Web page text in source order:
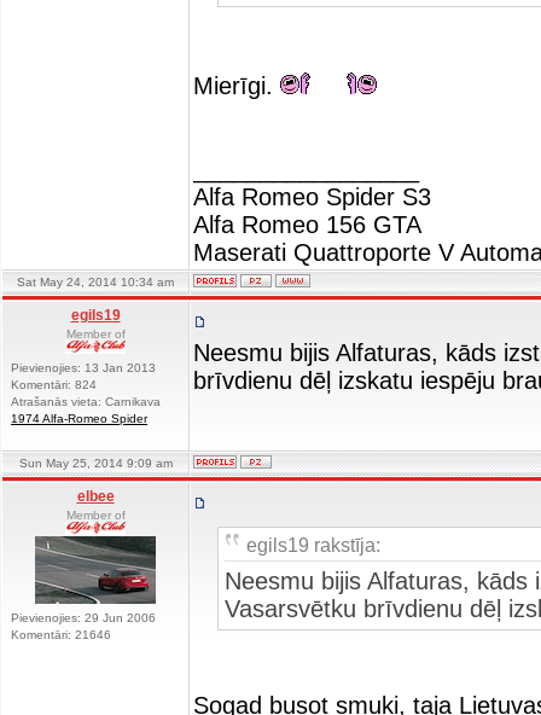
Mierīgi.
Alfa Romeo Spider S3
Alfa Romeo 156 GTA
Maserati Quattroporte V
Sat May 24, 2014 10:34 am
egils19
Member of
Pievienojies: 13 Jan 2013
Komentāri: 824
Atrašanās vieta: Carnikava
1974 Alfa-Romeo Spider
Neesmu bijis Alfaturas, kāds
brīvdienu dēļ izskatu iespēju
Sun May 25, 2014 9:09 am
elbee
Member of
Pievienojies: 29 Jun 2006
Komentāri: 21646
egils19 rakstīja:
Neesmu bijis Alfaturas,
Vasarsvētku brīvdienu dēļ
Sogad busot smuki, taja